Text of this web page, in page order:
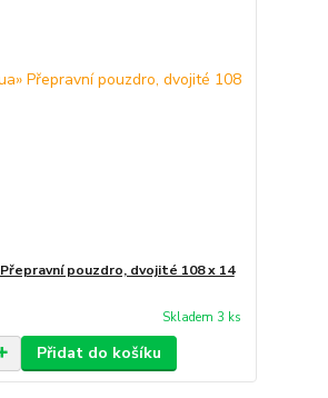
Přepravní pouzdro, dvojité 108 x 14
Skladem 3 ks
Přidat do košíku